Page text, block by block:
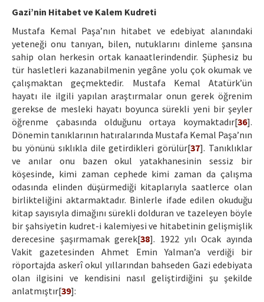
Gazi’nin Hitabet ve Kalem Kudreti
Mustafa Kemal Paşa’nın hitabet ve edebiyat alanındaki
yeteneği onu tanıyan, bilen, nutuklarını dinleme şansına
sahip olan herkesin ortak kanaatlerindendir. Şüphesiz bu
tür hasletleri kazanabilmenin yegâne yolu çok okumak ve
çalışmaktan geçmektedir. Mustafa Kemal Atatürk’ün
hayatı ile ilgili yapılan araştırmalar onun gerek öğrenim
gerekse de mesleki hayatı boyunca sürekli yeni bir şeyler
öğrenme çabasında olduğunu ortaya koymaktadır[36].
Dönemin tanıklarının hatıralarında Mustafa Kemal Paşa’nın
bu yönünü sıklıkla dile getirdikleri görülür[37]. Tanıklıklar
ve anılar onu bazen okul yatakhanesinin sessiz bir
köşesinde, kimi zaman cephede kimi zaman da çalışma
odasında elinden düşürmediği kitaplarıyla saatlerce olan
birlikteliğini aktarmaktadır. Binlerle ifade edilen okuduğu
kitap sayısıyla dimağını sürekli dolduran ve tazeleyen böyle
bir şahsiyetin kudret-i kalemiyesi ve hitabetinin gelişmişlik
derecesine şaşırmamak gerek[38]. 1922 yılı Ocak ayında
Vakit gazetesinden Ahmet Emin Yalman’a verdiği bir
röportajda askerî okul yıllarından bahseden Gazi edebiyata
olan ilgisini ve kendisini nasıl geliştirdiğini şu şekilde
anlatmıştır[39]: